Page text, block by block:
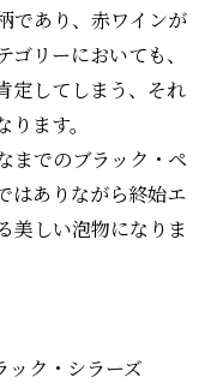
であり、赤ワインが
リーにおいても、
定してしまう、それ
ます。
までのブラック・ペ
はありながら終始エ
美しい泡物になりま
ク・シラーズ